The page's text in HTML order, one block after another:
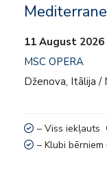
11 August
MSC OPERA
Dženova, Itālija /
– Viss iekļauts
– Klubi bērniem